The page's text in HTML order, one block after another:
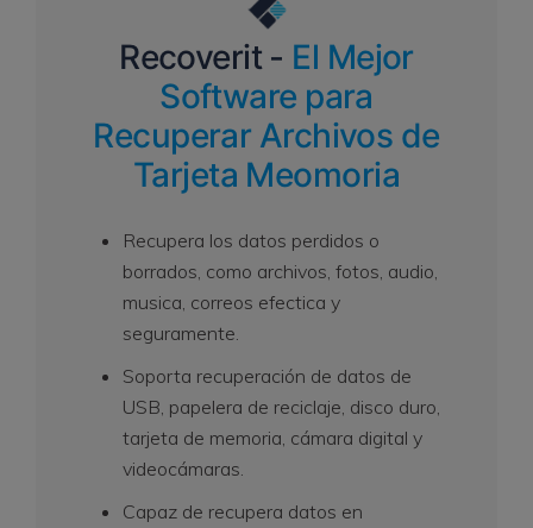
Recoverit - El Mejor
Software para
Recuperar Archivos de
Tarjeta Meomoria
Recupera los datos perdidos o
borrados, como archivos, fotos, audio,
musica, correos efectica y
seguramente.
Soporta recuperación de datos de
USB, papelera de reciclaje, disco duro,
tarjeta de memoria, cámara digital y
videocámaras.
Capaz de recupera datos en